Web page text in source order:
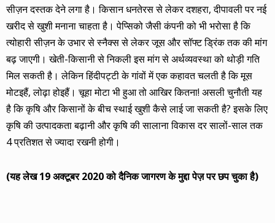
सीज़न दस्तक देने लगा है। किसान धनतेरस से लेकर दशहरा, दीपावली पर नई
खरीद से खुशी मनाना चाहता है। पेप्सिको जैसी कंपनी को भी भरोसा है कि
त्योहारी सीज़न के उभार से स्नैक्स से लेकर जूस और सॉफ्ट ड्रिंक तक की मांग
बढ़ जाएगी। खेती-किसानी से निकली इस मांग से अर्थव्यवस्था को थोड़ी गति
मिल सकती है। लेकिन हिंदीपट्टी के गांवों में एक कहावत चलती है कि मूस
मोटइहैं, लोढ़ा होइहैं। चूहा मोटा भी हुआ तो आखिर कितना! असली चुनौती यह
है कि कृषि और किसानों के बीच स्थाई खुशी कैसे लाई जा सकती है? इसके लिए
कृषि की उत्पादकता बढ़ानी और कृषि की सालाना विकास दर सालों-साल तक
4 प्रतिशत से ज्यादा रखनी होगी।
(यह लेख 19 अक्टूबर 2020 को दैनिक जागरण के मुद्दा पेज़ पर छप चुका है)